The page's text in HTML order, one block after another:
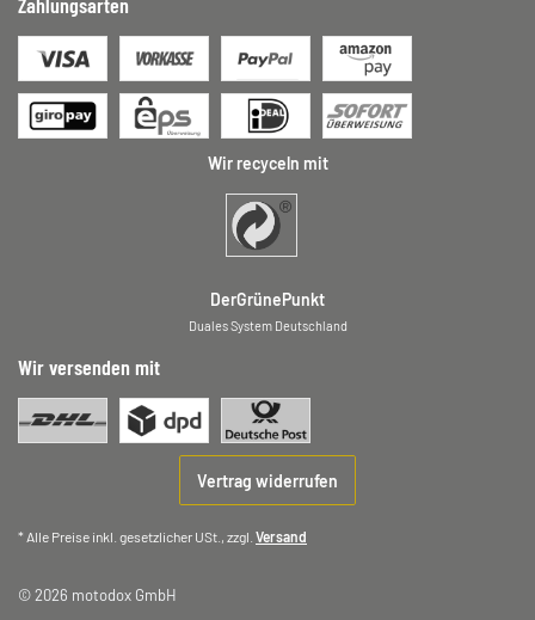
Wir recyceln mit
DerGrünePunkt
Duales System Deutschland
Wir versenden mit
Vertrag widerrufen
* Alle Preise inkl. gesetzlicher USt., zzgl. Versand
© 2026 motodox GmbH